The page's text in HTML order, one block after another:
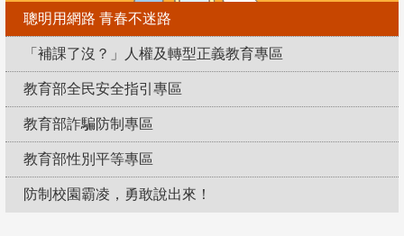
聰明用網路 青春不迷路
「補課了沒？」人權及轉型正義教育專區
教育部全民安全指引專區
教育部詐騙防制專區
教育部性別平等專區
防制校園霸凌，勇敢說出來！